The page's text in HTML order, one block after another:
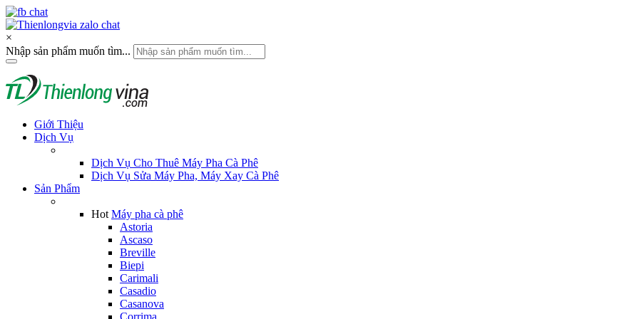
×
Nhập sản phẩm muốn tìm...
Giới Thiệu
Dịch Vụ
Dịch Vụ Cho Thuê Máy Pha Cà Phê
Dịch Vụ Sửa Máy Pha, Máy Xay Cà Phê
Sản Phẩm
Hot Máy pha cà phê
Astoria
Ascaso
Breville
Biepi
Carimali
Casadio
Casanova